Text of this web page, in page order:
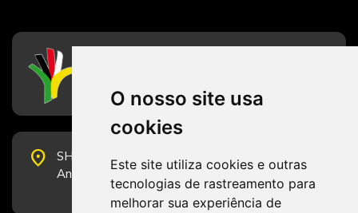
O nosso site usa
cookies
Este site utiliza cookies e outras
tecnologias de rastreamento para
melhorar sua experiência de
place
SHS Quadra 6, Bloco E, Complexo Brasil 21, 20º
Andar, Sala 2001 - CEP 70322-915 - Brasília/DF